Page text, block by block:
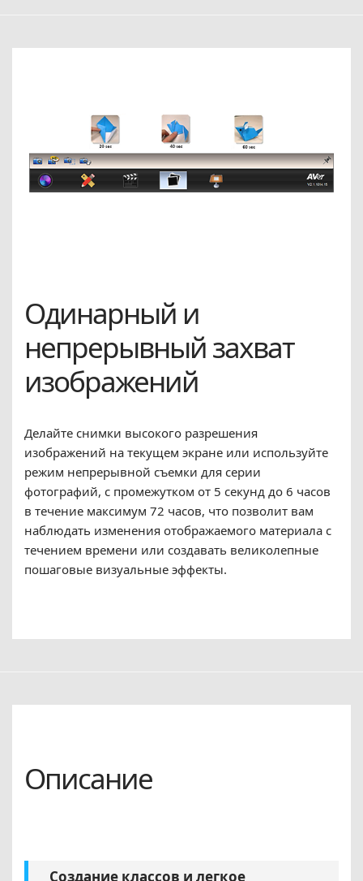
Одинарный и
непрерывный захват
изображений
Делайте снимки высокого разрешения
изображений на текущем экране или используйте
режим непрерывной съемки для серии
фотографий, с промежутком от 5 секунд до 6 часов
в течение максимум 72 часов, что позволит вам
наблюдать изменения отображаемого материала с
течением времени или создавать великолепные
пошаговые визуальные эффекты.
Описание
Создание классов и легкое